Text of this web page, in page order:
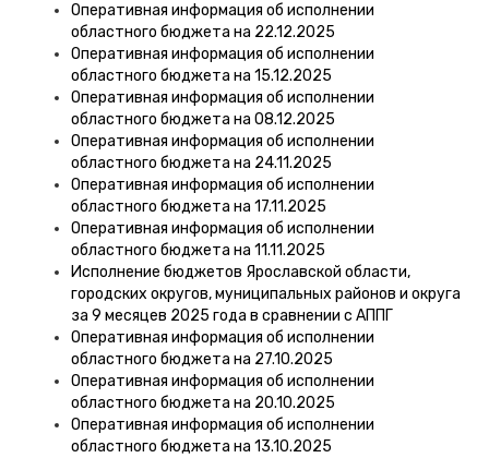
Оперативная информация об исполнении
областного бюджета на 22.12.2025
Оперативная информация об исполнении
областного бюджета на 15.12.2025
Оперативная информация об исполнении
областного бюджета на 08.12.2025
Оперативная информация об исполнении
областного бюджета на 24.11.2025
Оперативная информация об исполнении
областного бюджета на 17.11.2025
Оперативная информация об исполнении
областного бюджета на 11.11.2025
Исполнение бюджетов Ярославской области,
городских округов, муниципальных районов и округа
за 9 месяцев 2025 года в сравнении с АППГ
Оперативная информация об исполнении
областного бюджета на 27.10.2025
Оперативная информация об исполнении
областного бюджета на 20.10.2025
Оперативная информация об исполнении
областного бюджета на 13.10.2025